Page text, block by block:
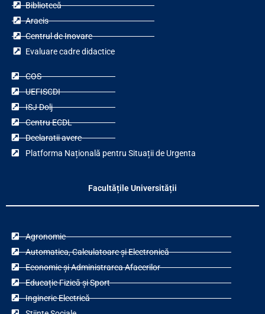
Bibliotecă
Aracis
Centrul de Inovare
Evaluare cadre didactice
COS
UEFISCDI
ISJ Dolj
Centru ECDL
Declaratii avere
Platforma Națională pentru Situații de Urgenta
Facultățile Universității
Agronomie
Automatica, Calculatoare și Electronică
Economie și Administrarea Afacerilor
Educație Fizică și Sport
Inginerie Electrică